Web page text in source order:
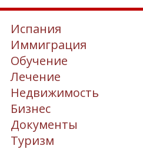
Испания
Иммиграция
Обучение
Лечение
Недвижимость
Бизнес
Документы
Туризм